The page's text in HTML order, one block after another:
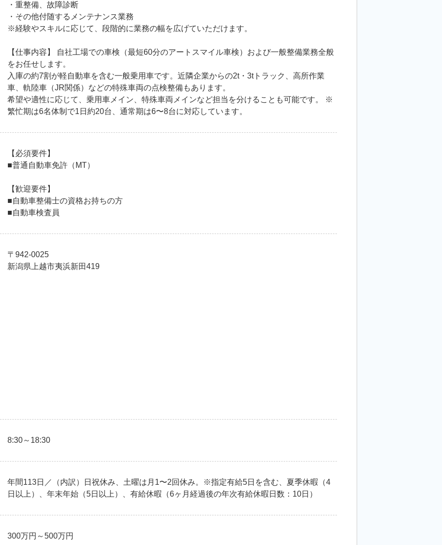
・重整備、故障診断
・その他付随するメンテナンス業務
※経験やスキルに応じて、段階的に業務の幅を広げていただけます。
【仕事内容】 自社工場での車検（最短60分のアートスマイル車検）および一般整備業務全般
をお任せします。
入庫の約7割が軽自動車を含む一般乗用車です。近隣企業からの2t・3tトラック、高所作業
車、軌陸車（JR関係）などの特殊車両の点検整備もあります。
希望や適性に応じて、乗用車メイン、特殊車両メインなど担当を分けることも可能です。 ※
繁忙期は6名体制で1日約20台、通常期は6〜8台に対応しています。
【必須要件】
■普通自動車免許（MT）
【歓迎要件】
■自動車整備士の資格お持ちの方
■自動車検査員
〒942-0025
新潟県上越市夷浜新田419
8:30～18:30
年間113日／（内訳）日祝休み、土曜は月1〜2回休み。※指定有給5日を含む、夏季休暇（4
日以上）、年末年始（5日以上）、有給休暇（6ヶ月経過後の年次有給休暇日数：10日）
300万円～500万円